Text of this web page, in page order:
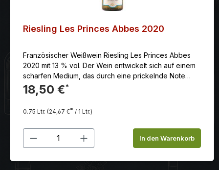
Riesling Les Princes Abbes 2020
Französischer Weißwein Riesling Les Princes Abbes
2020 mit 13 % vol. Der Wein entwickelt sich auf einem
scharfen Medium, das durch eine prickelnde Note
gekennzeichnet ist.
18,50 €*
0.75 Ltr. (24,67 €* / 1 Ltr.)
Produkt Anzahl: Gib denIn den Warenkorb